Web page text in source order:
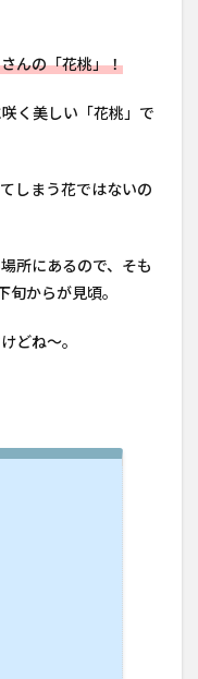
んの「花桃」！
く美しい「花桃」で
しまう花ではないの
所にあるので、そも
からが見頃。
どね〜。